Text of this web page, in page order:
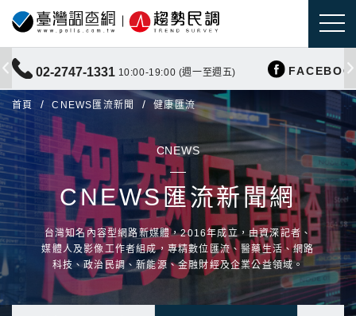
02-2747-1331 10:00-19:00 (週一至週五)
首頁 CNEWS匯流新聞 健康匯流
CNEWS
CNEWS匯流新聞網
台灣知名內容型網路新媒體，2016年成立，由資深記者、
媒體人及影像工作者組成，專精數位匯流、醫藥生活、網路
科技、政治民調、新能源、金融財經及企業公益領域。